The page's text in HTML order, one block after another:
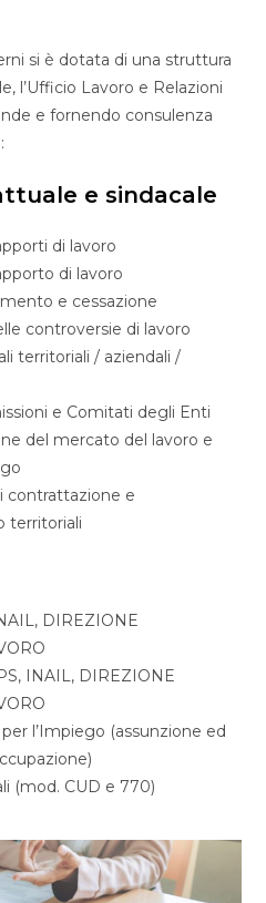
si è dotata di una struttura
l’Ufficio Lavoro e Relazioni
e fornendo consulenza
e sindacale
di lavoro
di lavoro
e cessazione
controversie di lavoro
territoriali / aziendali /
e Comitati degli Enti
del mercato del lavoro e
contrattazione e
territoriali
DIREZIONE
INAIL, DIREZIONE
l’Impiego (assunzione ed
(mod. CUD e 770)